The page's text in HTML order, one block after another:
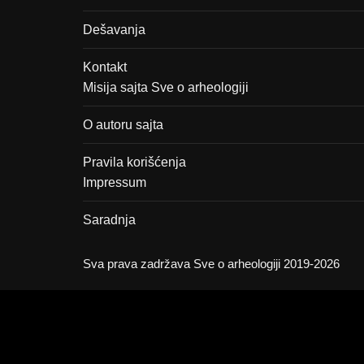
Dešavanja
Kontakt
Misija sajta Sve o arheologiji
O autoru sajta
Pravila korišćenja
Impressum
Saradnja
Sva prava zadržava Sve o arheologiji 2019-2026